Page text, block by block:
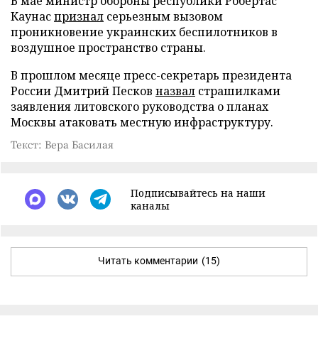
Каунаспризнал серьезным вызовом
проникновение украинских беспилотников в
воздушное пространство страны.
В прошлом месяце пресс-секретарь президента
России Дмитрий Песков назвал страшилками
заявления литовского руководства о планах
Москвы атаковать местную инфраструктуру.
Текст: Вера Басилая
Подписывайтесь на наши
каналы
Читать комментарии (15)